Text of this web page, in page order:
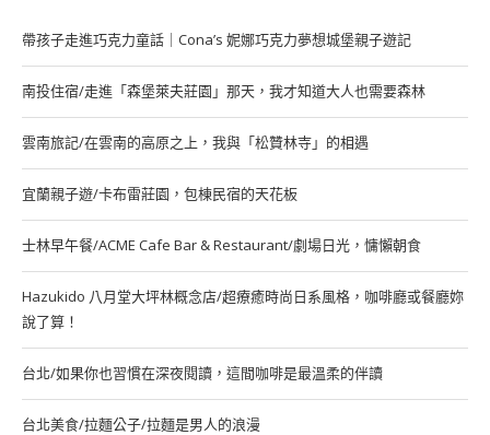
帶孩子走進巧克力童話｜Cona’s 妮娜巧克力夢想城堡親子遊記
南投住宿/走進「森堡萊夫莊園」那天，我才知道大人也需要森林
雲南旅記/在雲南的高原之上，我與「松贊林寺」的相遇
宜蘭親子遊/卡布雷莊園，包棟民宿的天花板
士林早午餐/ACME Cafe Bar & Restaurant/劇場日光，慵懶朝食
Hazukido 八月堂大坪林概念店/超療癒時尚日系風格，咖啡廳或餐廳妳
說了算！
台北/如果你也習慣在深夜閱讀，這間咖啡是最溫柔的伴讀
台北美食/拉麵公子/拉麵是男人的浪漫